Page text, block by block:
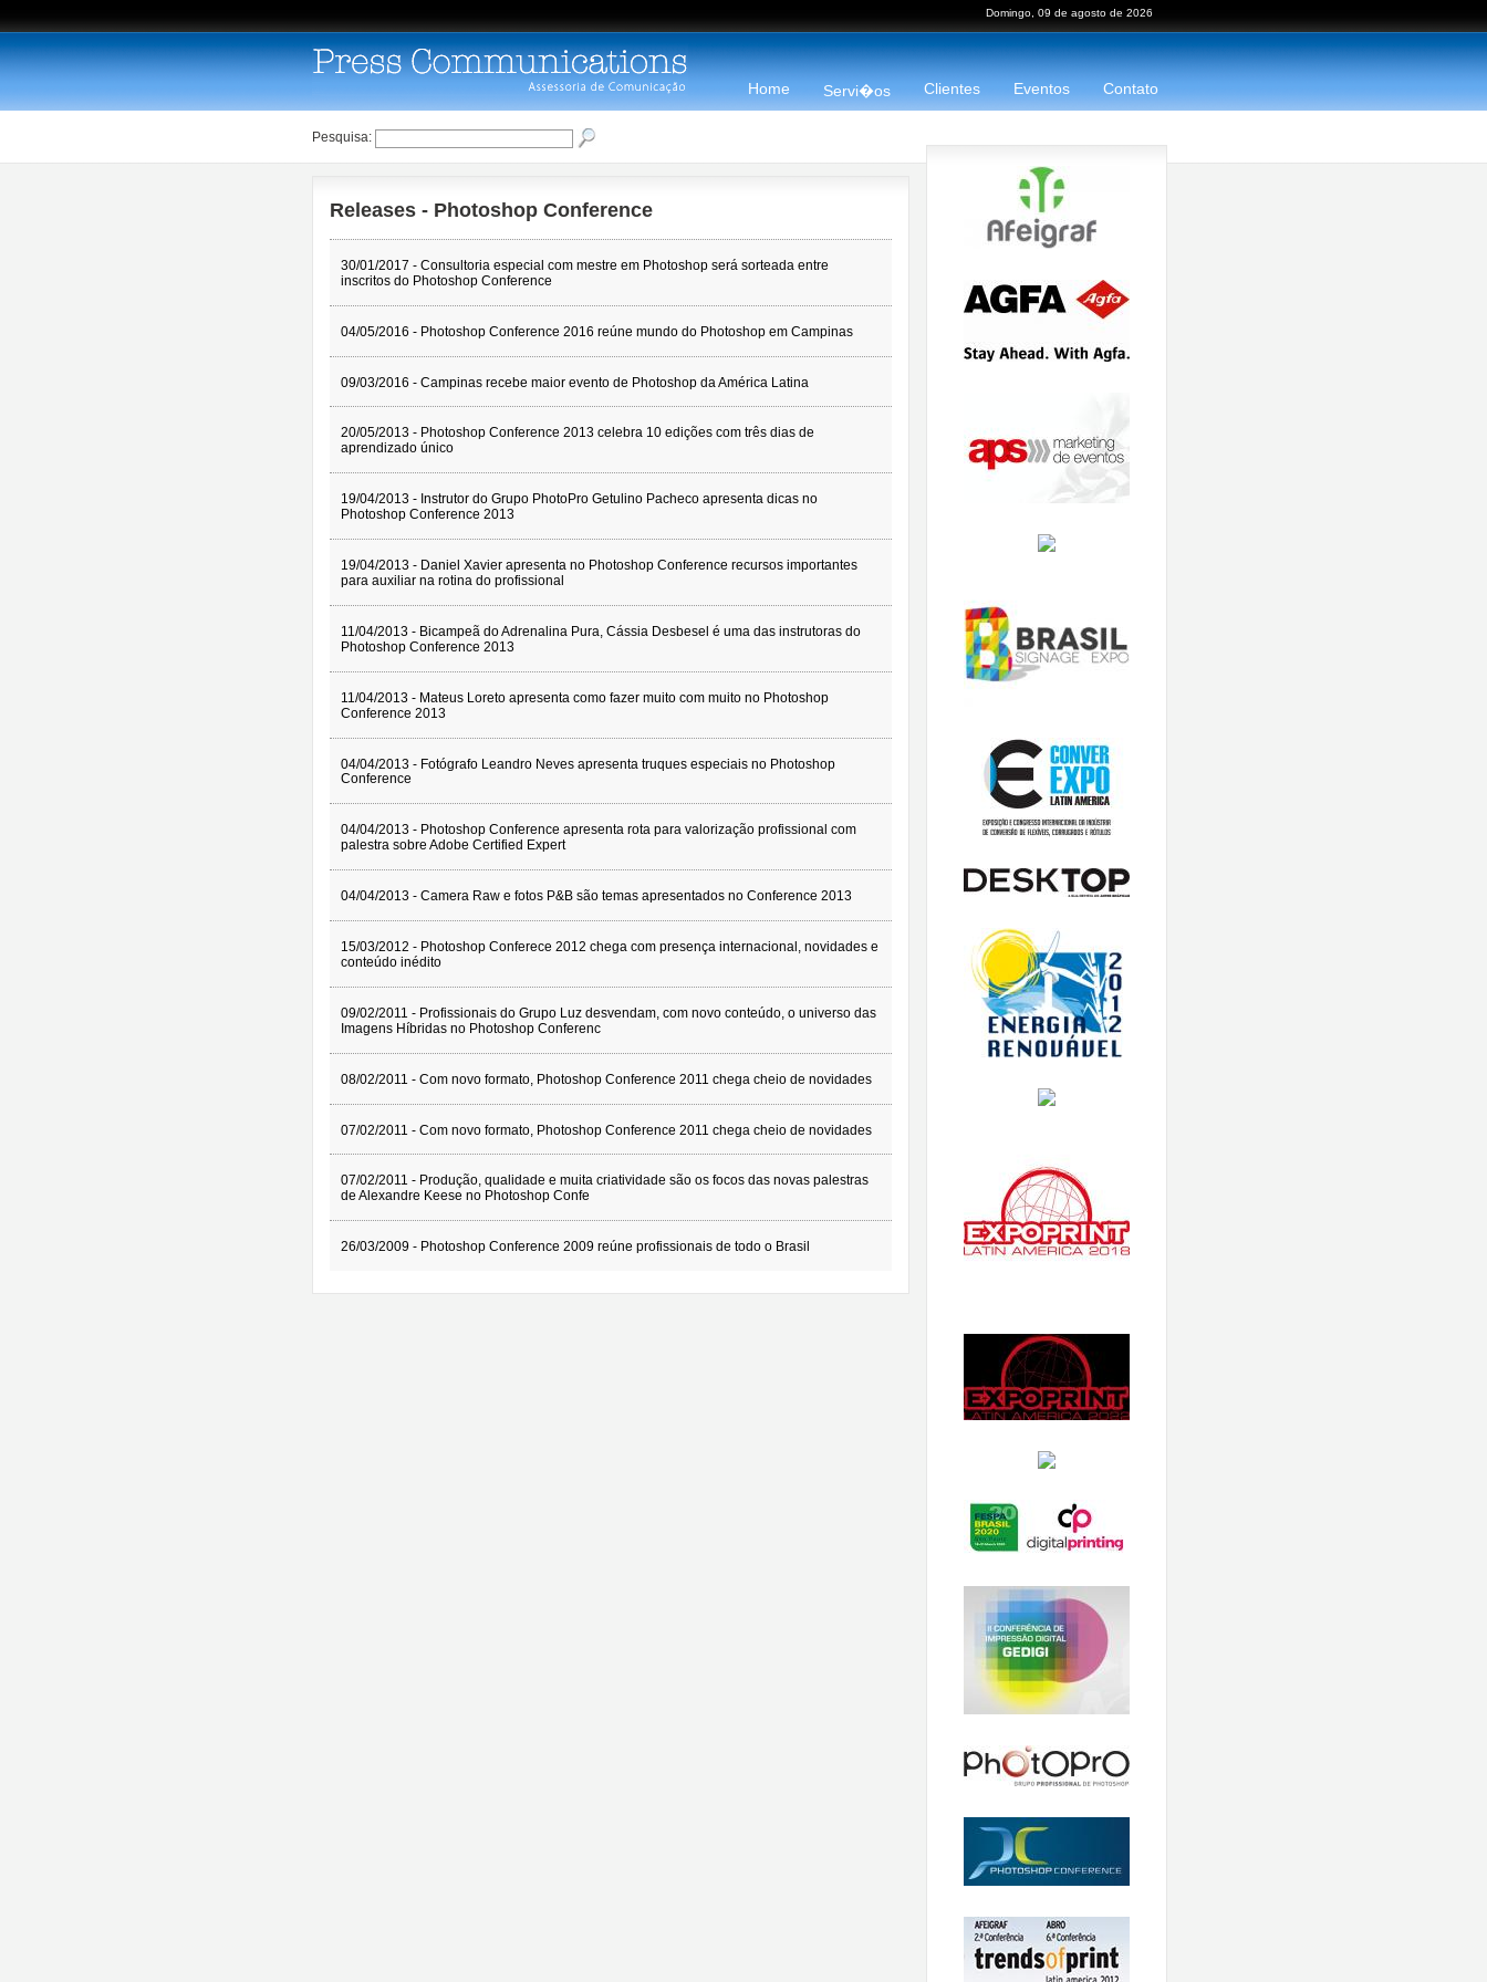
Domingo, 09 de agosto de 2026
Home Servi�os Clientes Eventos Contato
Pesquisa:
Releases - Photoshop Conference
30/01/2017 - Consultoria especial com mestre em Photoshop será sorteada entre
inscritos do Photoshop Conference
04/05/2016 - Photoshop Conference 2016 reúne mundo do Photoshop em Campinas
09/03/2016 - Campinas recebe maior evento de Photoshop da América Latina
20/05/2013 - Photoshop Conference 2013 celebra 10 edições com três dias de
aprendizado único
19/04/2013 - Instrutor do Grupo PhotoPro Getulino Pacheco apresenta dicas no
Photoshop Conference 2013
19/04/2013 - Daniel Xavier apresenta no Photoshop Conference recursos importantes
para auxiliar na rotina do profissional
11/04/2013 - Bicampeã do Adrenalina Pura, Cássia Desbesel é uma das instrutoras do
Photoshop Conference 2013
11/04/2013 - Mateus Loreto apresenta como fazer muito com muito no Photoshop
Conference 2013
04/04/2013 - Fotógrafo Leandro Neves apresenta truques especiais no Photoshop
Conference
04/04/2013 - Photoshop Conference apresenta rota para valorização profissional com
palestra sobre Adobe Certified Expert
04/04/2013 - Camera Raw e fotos P&B são temas apresentados no Conference 2013
15/03/2012 - Photoshop Conferece 2012 chega com presença internacional, novidades e
conteúdo inédito
09/02/2011 - Profissionais do Grupo Luz desvendam, com novo conteúdo, o universo das
Imagens Híbridas no Photoshop Conferenc
08/02/2011 - Com novo formato, Photoshop Conference 2011 chega cheio de novidades
07/02/2011 - Com novo formato, Photoshop Conference 2011 chega cheio de novidades
07/02/2011 - Produção, qualidade e muita criatividade são os focos das novas palestras
de Alexandre Keese no Photoshop Confe
26/03/2009 - Photoshop Conference 2009 reúne profissionais de todo o Brasil